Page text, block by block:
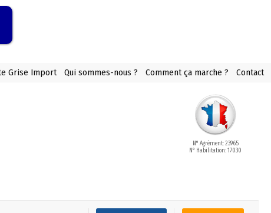
Grise Import Qui sommes-nous ? Comment ça marche ? Contact
N° Agrément: 23965
N° Habilitation: 17030